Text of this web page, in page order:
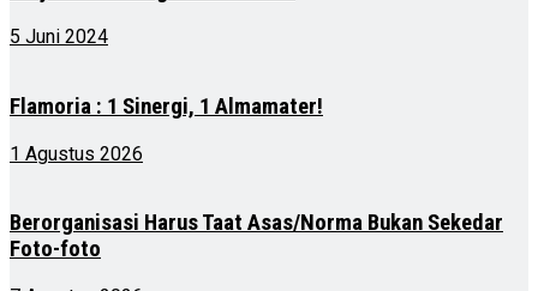
5 Juni 2024
Flamoria : 1 Sinergi, 1 Almamater!
1 Agustus 2026
Berorganisasi Harus Taat Asas/Norma Bukan Sekedar
Foto-foto